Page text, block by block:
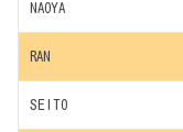
NAOYA
RAN
SEITO